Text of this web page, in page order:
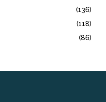
(136)
(118)
(86)